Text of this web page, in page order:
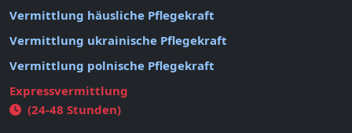
Vermittlung häusliche Pflegekraft
Vermittlung ukrainische Pflegekraft
Vermittlung polnische Pflegekraft
Expressvermittlung
(24-48 Stunden)